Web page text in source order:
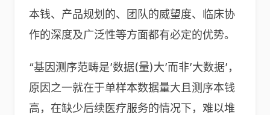
本钱、产品规划的、团队的威望度、临床协
作的深度及广泛性等方面都有必定的优势。
“基因测序范畴是’数据(量)大’而非’大数据’，
原因之一就在于单样本数据量大且测序本钱
高，在缺少后续医疗服务的情况下，难以堆